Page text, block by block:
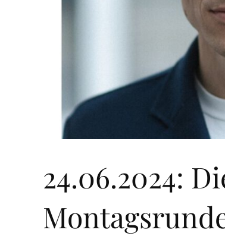
24.06.2024: